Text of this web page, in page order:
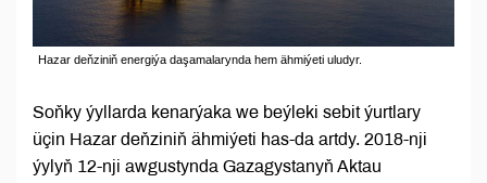
Hazar deňziniň energiýa daşamalarynda hem ähmiýeti uludyr.
Soňky ýyllarda kenarýaka we beýleki sebit ýurtlary
üçin Hazar deňziniň ähmiýeti has-da artdy. 2018-nji
ýylyň 12-nji awgustynda Gazagystanyň Aktau